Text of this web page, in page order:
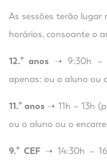
As sessões terão lugar
horários, consoante o
12.º anos ➝ 9:30h –
apenas: ou o aluno ou
11.º anos ➝ 11h – 13h
ou o aluno ou o
9.º CEF➝ 14:30h –